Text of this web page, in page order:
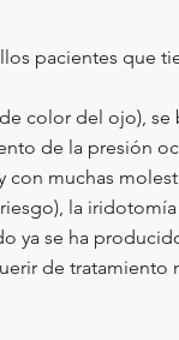
pacientes que
color del ojo),
de la presión
con muchas
la
ya se ha
de